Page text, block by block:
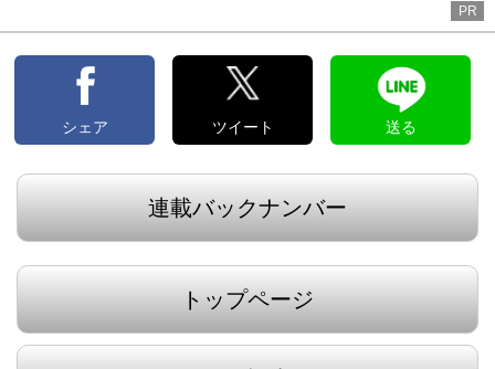
PR
シェア ツイート 送る
連載バックナンバー
トップページ